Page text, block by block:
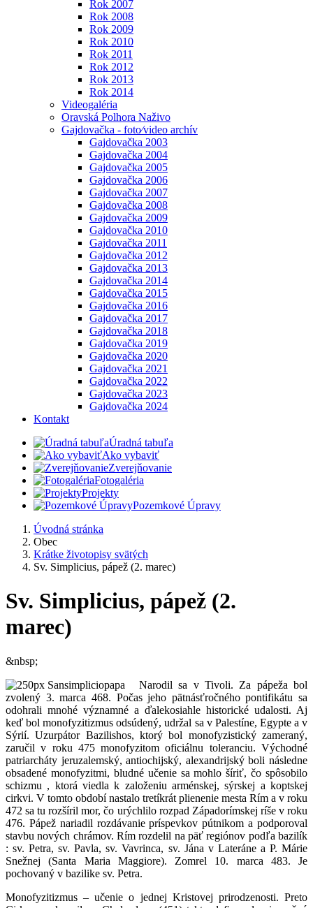
Rok 2007
Rok 2008
Rok 2009
Rok 2010
Rok 2011
Rok 2012
Rok 2013
Rok 2014
Videogaléria
Oravská Polhora Naživo
Gajdovačka - foto⁄video archív
Gajdovačka 2003
Gajdovačka 2004
Gajdovačka 2005
Gajdovačka 2006
Gajdovačka 2007
Gajdovačka 2008
Gajdovačka 2009
Gajdovačka 2010
Gajdovačka 2011
Gajdovačka 2012
Gajdovačka 2013
Gajdovačka 2014
Gajdovačka 2015
Gajdovačka 2016
Gajdovačka 2017
Gajdovačka 2018
Gajdovačka 2019
Gajdovačka 2020
Gajdovačka 2021
Gajdovačka 2022
Gajdovačka 2023
Gajdovačka 2024
Kontakt
Úradná tabuľa
Ako vybaviť
Zverejňovanie
Fotogaléria
Projekty
Pozemkové Úpravy
Úvodná stránka
Obec
Krátke životopisy svätých
Sv. Simplicius, pápež (2. marec)
Sv. Simplicius, pápež (2.
marec)
&nbsp;
Narodil sa v Tivoli. Za pápeža bol
zvolený 3. marca 468. Počas jeho pätnásťročného pontifikátu sa
odohrali mnohé významné a ďalekosiahle historické udalosti. Aj
keď bol monofyzitizmus odsúdený, udržal sa v Palestíne, Egypte a v
Sýrií. Uzurpátor Bazilishos, ktorý bol monofyzistický zameraný,
zaručil v roku 475 monofyzitom oficiálnu toleranciu. Východné
patriarcháty jeruzalemský, antiochijský, alexandrijský boli následne
obsadené monofyzitmi, bludné učenie sa mohlo šíriť, čo spôsobilo
schizmu , ktorá viedla k založeniu arménskej, sýrskej a koptskej
cirkvi. V tomto období nastalo tretíkrát plienenie mesta Rím a v roku
472 sa tu rozšíril mor, čo urýchlilo rozpad Západorímskej ríše v roku
476. Pápež nariadil rozdávanie príspevkov pútnikom a podporoval
stavbu nových chrámov. Rím rozdelil na päť regiónov podľa bazilík
: sv. Petra, sv. Pavla, sv. Vavrinca, sv. Jána v Lateráne a P. Márie
Snežnej (Santa Maria Maggiore). Zomrel 10. marca 483. Je
pochovaný v bazilike sv. Petra.
Monofyzitizmus – učenie o jednej Kristovej prirodzenosti. Preto